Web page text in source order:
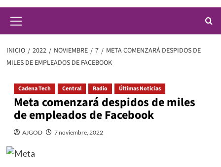
principal
INICIO 2022 NOVIEMBRE 7
META COMENZARÁ DESPIDOS DE
MILES DE EMPLEADOS DE FACEBOOK
Cadena Tech Central Radio Últimas Noticias
Meta comenzará despidos de miles
de empleados de Facebook
AJGOD 7 noviembre, 2022